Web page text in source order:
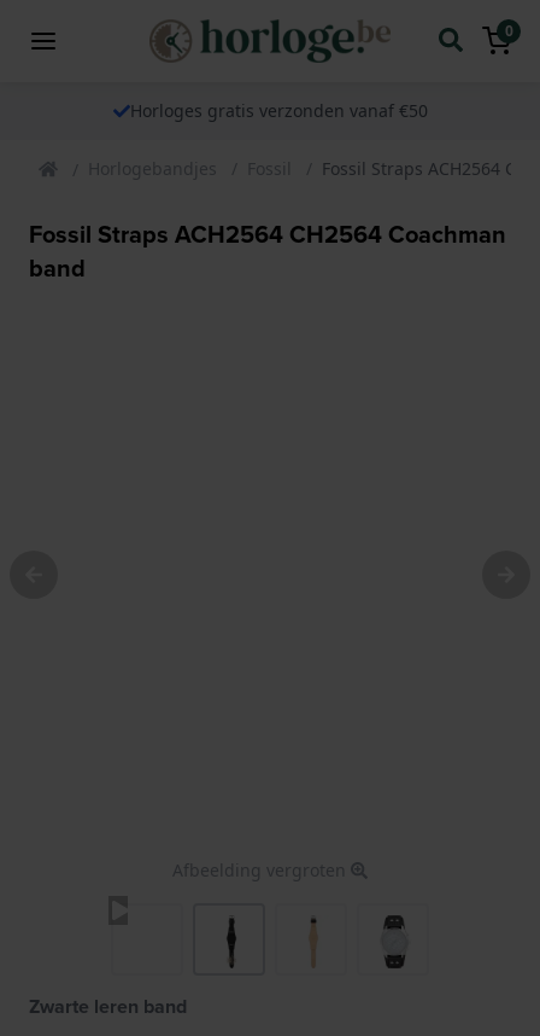
0
Horloges gratis verzonden vanaf €50
Horlogebandjes Fossil Fossil Straps ACH2564
Fossil Straps ACH2564 CH2564 Coachman
band
Afbeelding vergroten
Zwarte leren band